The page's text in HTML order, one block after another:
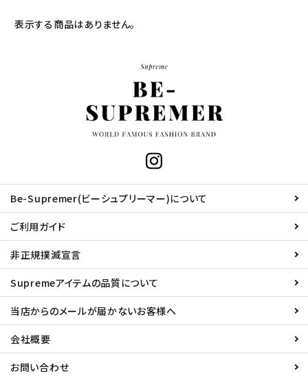
表示する商品はありません。
Be-Supremer(ビーシュプリーマー)について
ご利用ガイド
非正規撲滅宣言
Supremeアイテムの品質について
当店からのメールが届かないお客様へ
会社概要
お問い合わせ